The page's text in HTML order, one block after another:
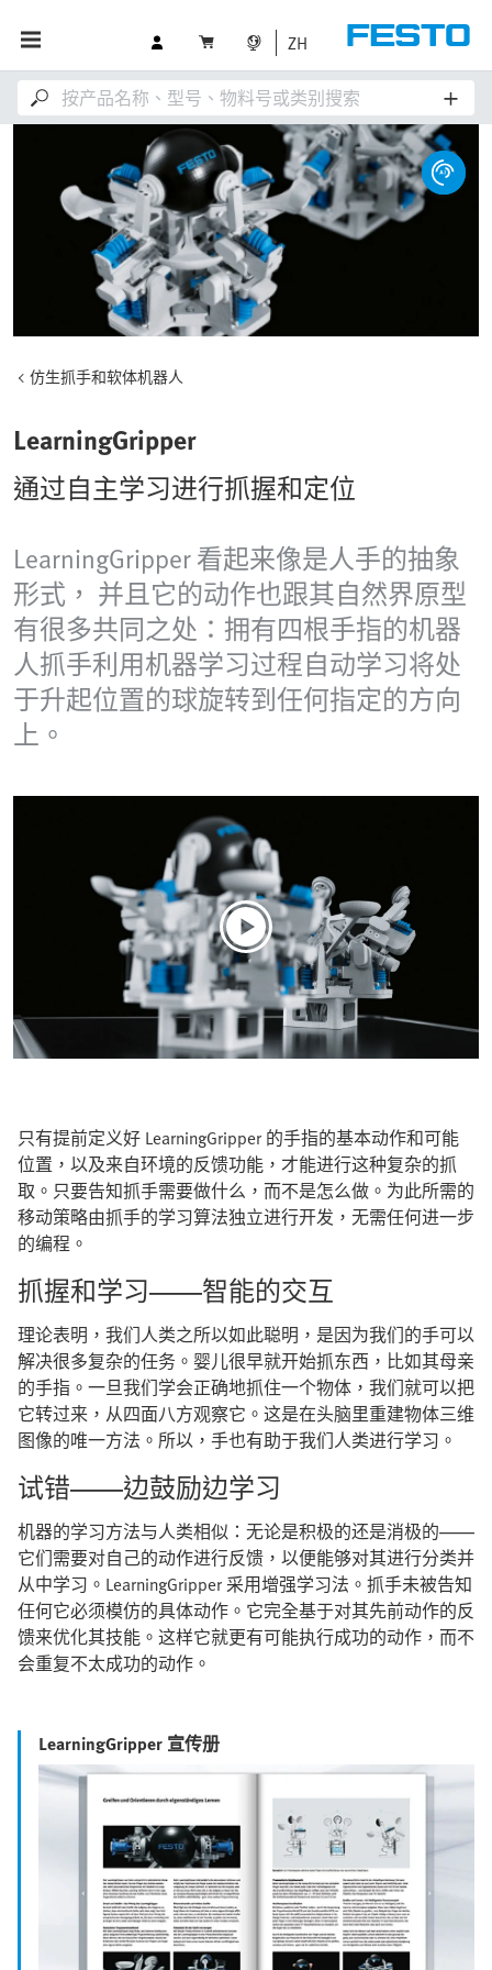
ZH
仿生抓手和软体机器人
LearningGripper
通过自主学习进行抓握和定位
LearningGripper 看起来像是人手的抽象
形式， 并且它的动作也跟其自然界原型
有很多共同之处：拥有四根手指的机器
人抓手利用机器学习过程自动学习将处
于升起位置的球旋转到任何指定的方向
上。
只有提前定义好 LearningGripper 的手指的基本动作和可能
位置，以及来自环境的反馈功能，才能进行这种复杂的抓
取。只要告知抓手需要做什么，而不是怎么做。为此所需的
移动策略由抓手的学习算法独立进行开发，无需任何进一步
的编程。
抓握和学习——智能的交互
理论表明，我们人类之所以如此聪明，是因为我们的手可以
解决很多复杂的任务。婴儿很早就开始抓东西，比如其母亲
的手指。一旦我们学会正确地抓住一个物体，我们就可以把
它转过来，从四面八方观察它。这是在头脑里重建物体三维
图像的唯一方法。所以，手也有助于我们人类进行学习。
试错——边鼓励边学习
机器的学习方法与人类相似：无论是积极的还是消极的——
它们需要对自己的动作进行反馈，以便能够对其进行分类并
从中学习。LearningGripper 采用增强学习法。抓手未被告知
任何它必须模仿的具体动作。它完全基于对其先前动作的反
馈来优化其技能。这样它就更有可能执行成功的动作，而不
会重复不太成功的动作。
LearningGripper 宣传册